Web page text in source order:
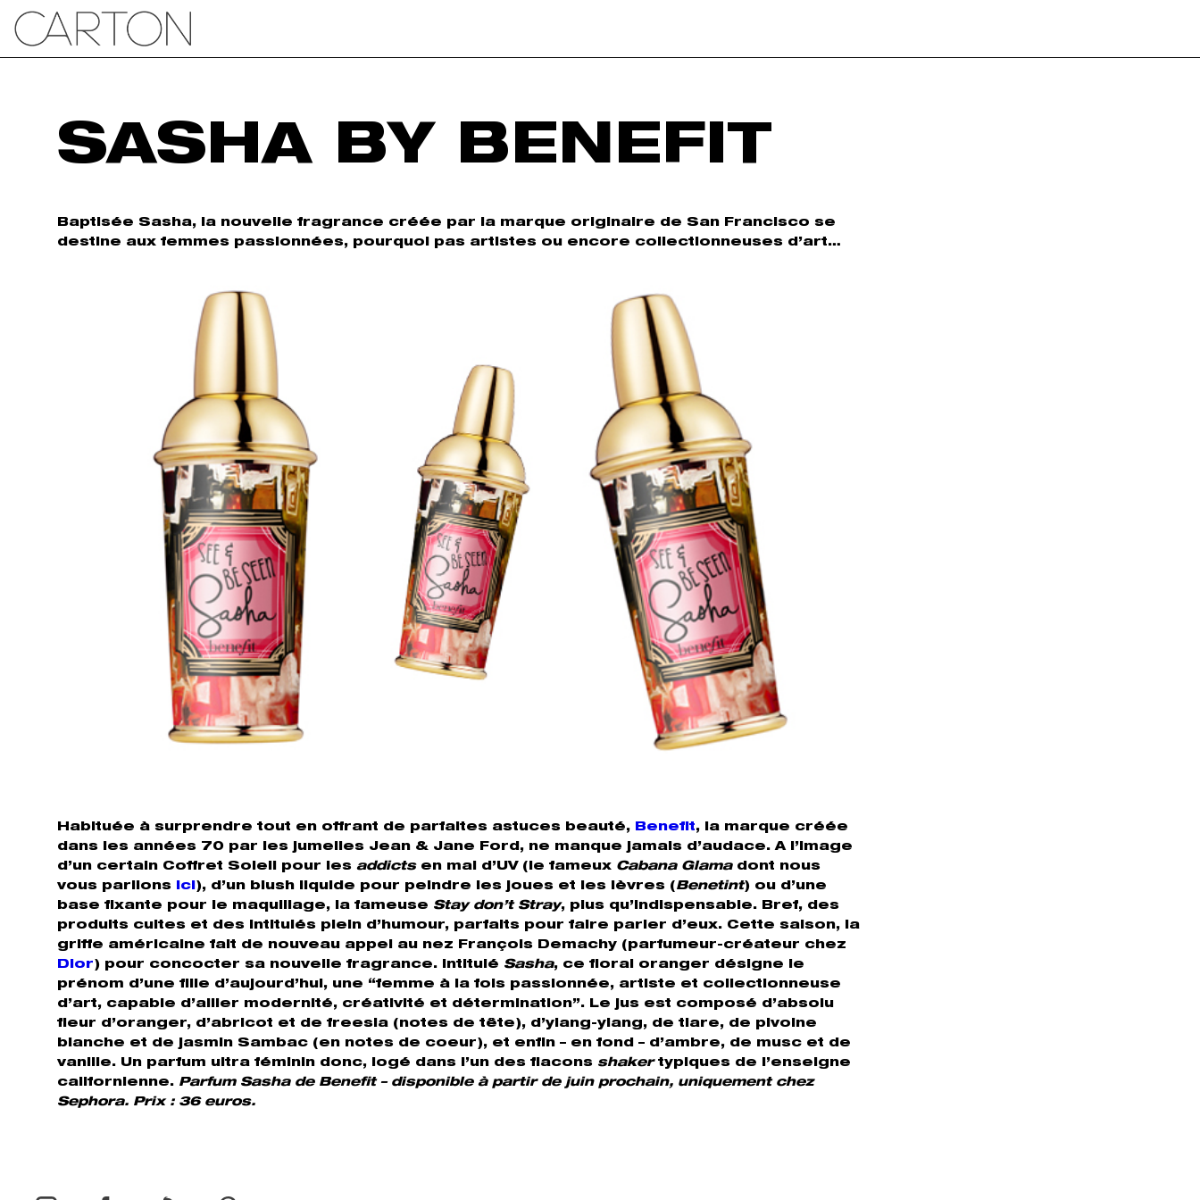
SASHA BY BENEFIT
Baptisée Sasha, la nouvelle fragrance créée par la marque originaire de San Francisco se
destine aux femmes passionnées, pourquoi pas artistes ou encore collectionneuses d’art…
Habituée à surprendre tout en offrant de parfaites astuces beauté, Benefit, la marque créée
dans les années 70 par les jumelles Jean & Jane Ford, ne manque jamais d’audace. A l’image
d’un certain Coffret Soleil pour les addictsen mal d’UV (le fameux Cabana Glamadont nous
vous parlions
ici ), d’un blush liquide pour peindre les joues et les lèvres (Benetint) ou d’une
base fixante pour le maquillage, la fameuse Stay don’t Stray, plus qu’indispensable. Bref, des
produits cultes et des intitulés plein d’humour, parfaits pour faire parler d’eux. Cette saison, la
griffe américaine fait de nouveau appel au nez François Demachy (parfumeur-créateur chez
Dior ) pour concocter sa nouvelle fragrance. Intitulé Sasha, ce floral oranger désigne le
prénom d’une fille d’aujourd’hui, une “femme à la fois passionnée, artiste et collectionneuse
d’art, capable d’allier modernité, créativité et détermination”. Le jus est composé d’absolu
fleur d’oranger, d’abricot et de freesia (notes de tête), d’ylang-ylang, de tiare, de pivoine
blanche et de jasmin Sambac (en notes de coeur), et enfin – en fond – d’ambre, de musc et de
vanille. Un parfum ultra féminin donc, logé dans l’un des flacons shakertypiques de l’enseigne
californienne. Parfum Sasha de Benefit – disponible à partir de juin prochain, uniquement chez
Sephora. Prix : 36 euros.